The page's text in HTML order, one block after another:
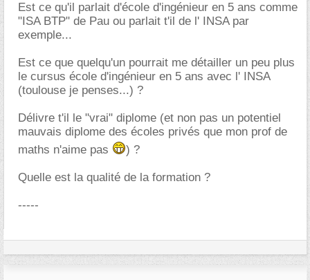
Est ce qu'il parlait d'école d'ingénieur en 5 ans comme
"ISA BTP" de Pau ou parlait t'il de l' INSA par
exemple...
Est ce que quelqu'un pourrait me détailler un peu plus
le cursus école d'ingénieur en 5 ans avec l' INSA
(toulouse je penses...) ?
Délivre t'il le "vrai" diplome (et non pas un potentiel
mauvais diplome des écoles privés que mon prof de
maths n'aime pas
) ?
Quelle est la qualité de la formation ?
-----